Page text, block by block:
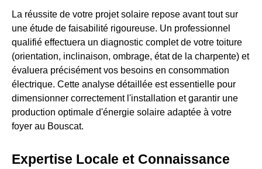
La réussite de votre projet solaire repose avant tout sur
une étude de faisabilité rigoureuse. Un professionnel
qualifié effectuera un diagnostic complet de votre toiture
(orientation, inclinaison, ombrage, état de la charpente) et
évaluera précisément vos besoins en consommation
électrique. Cette analyse détaillée est essentielle pour
dimensionner correctement l'installation et garantir une
production optimale d'énergie solaire adaptée à votre
foyer au Bouscat.
Expertise Locale et Connaissance